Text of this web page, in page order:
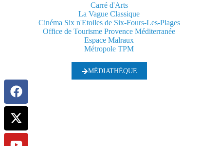
Carré d'Arts
La Vague Classique
Cinéma Six n'Etoiles de Six-Fours-Les-Plages
Office de Tourisme Provence Méditerranée
Espace Malraux
Métropole TPM
MÉDIATHÈQUE